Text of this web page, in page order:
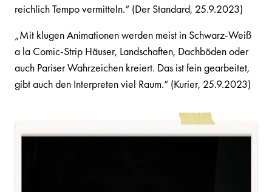
reichlich Tempo vermitteln.“ (Der Standard, 25.9.2023)
„Mit klugen Animationen werden meist in Schwarz-Weiß
a la Comic-Strip Häuser, Landschaften, Dachböden oder
auch Pariser Wahrzeichen kreiert. Das ist fein gearbeitet,
gibt auch den Interpreten viel Raum.“ (Kurier, 25.9.2023)